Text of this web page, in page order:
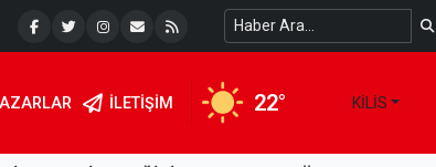
Su Kuyusu Temiz Suya Erişimde Kalıcı Bir Çözüm
İLETIŞIM 22° KILIS